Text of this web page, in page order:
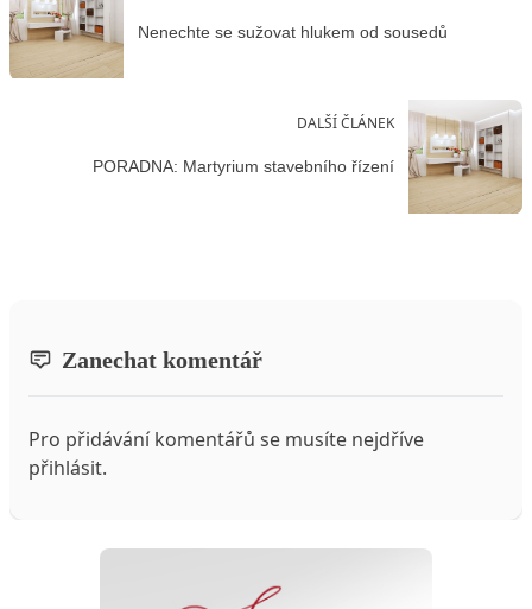
Nenechte se sužovat hlukem od sousedů
DALŠÍ ČLÁNEK
PORADNA: Martyrium stavebního řízení
Zanechat komentář
Pro přidávání komentářů se musíte nejdříve
přihlásit.